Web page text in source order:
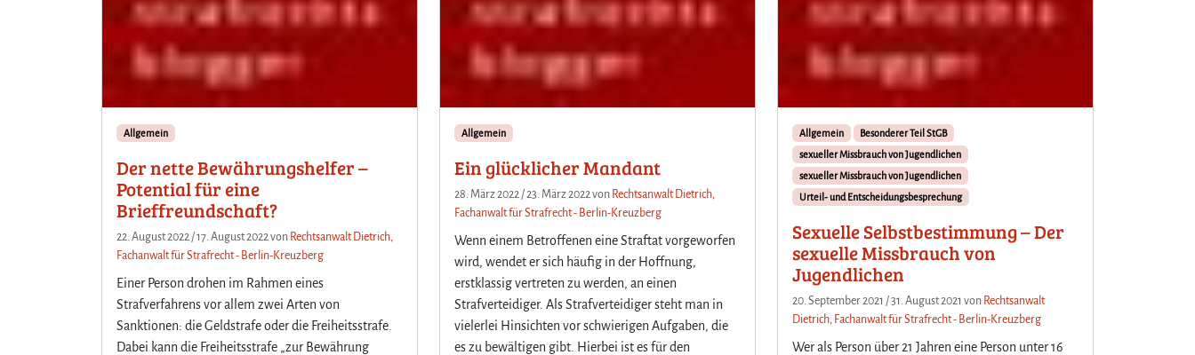
Allgemein
Der nette Bewährungshelfer –
Potential für eine
Brieffreundschaft?
22. August 2022 /17. August 2022von Rechtsanwalt Dietrich,
Fachanwalt für Strafrecht - Berlin-Kreuzberg
Einer Person drohen im Rahmen eines
Strafverfahrens vor allem zwei Arten von
Sanktionen: die Geldstrafe oder die Freiheitsstrafe.
Dabei kann die Freiheitsstrafe „zur Bewährung
Allgemein
Ein glücklicher Mandant
28. März 2022 /23. März 2022von Rechtsanwalt Dietrich,
Fachanwalt für Strafrecht - Berlin-Kreuzberg
Wenn einem Betroffenen eine Straftat vorgeworfen
wird, wendet er sich häufig in der Hoffnung,
erstklassig vertreten zu werden, an einen
Strafverteidiger. Als Strafverteidiger steht man in
vielerlei Hinsichten vor schwierigen Aufgaben, die
es zu bewältigen gibt. Hierbei ist es für den
Allgemein
Besonderer Teil StGB
sexueller Missbrauch von Jugendlichen
sexueller Missbrauch von Jugendlichen
Urteil- und Entscheidungsbesprechung
Sexuelle Selbstbestimmung – Der
sexuelle Missbrauch von
Jugendlichen
20. September 2021 /31. August 2021 von Rechtsanwalt
Dietrich, Fachanwalt für Strafrecht - Berlin-Kreuzberg
Wer als Person über 21 Jahren eine Person unter 16